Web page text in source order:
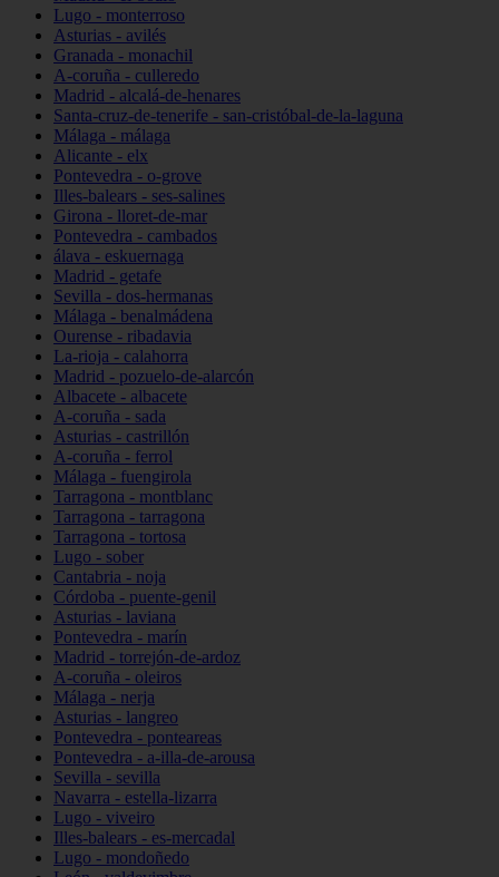
Lugo - monterroso
Asturias - avilés
Granada - monachil
A-coruña - culleredo
Madrid - alcalá-de-henares
Santa-cruz-de-tenerife - san-cristóbal-de-la-laguna
Málaga - málaga
Alicante - elx
Pontevedra - o-grove
Illes-balears - ses-salines
Girona - lloret-de-mar
Pontevedra - cambados
álava - eskuernaga
Madrid - getafe
Sevilla - dos-hermanas
Málaga - benalmádena
Ourense - ribadavia
La-rioja - calahorra
Madrid - pozuelo-de-alarcón
Albacete - albacete
A-coruña - sada
Asturias - castrillón
A-coruña - ferrol
Málaga - fuengirola
Tarragona - montblanc
Tarragona - tarragona
Tarragona - tortosa
Lugo - sober
Cantabria - noja
Córdoba - puente-genil
Asturias - laviana
Pontevedra - marín
Madrid - torrejón-de-ardoz
A-coruña - oleiros
Málaga - nerja
Asturias - langreo
Pontevedra - ponteareas
Pontevedra - a-illa-de-arousa
Sevilla - sevilla
Navarra - estella-lizarra
Lugo - viveiro
Illes-balears - es-mercadal
Lugo - mondoñedo